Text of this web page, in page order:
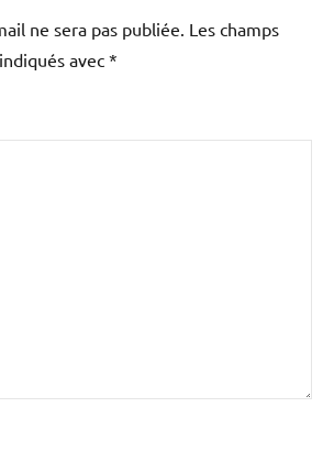
ne sera pas publiée. Les champs
avec *